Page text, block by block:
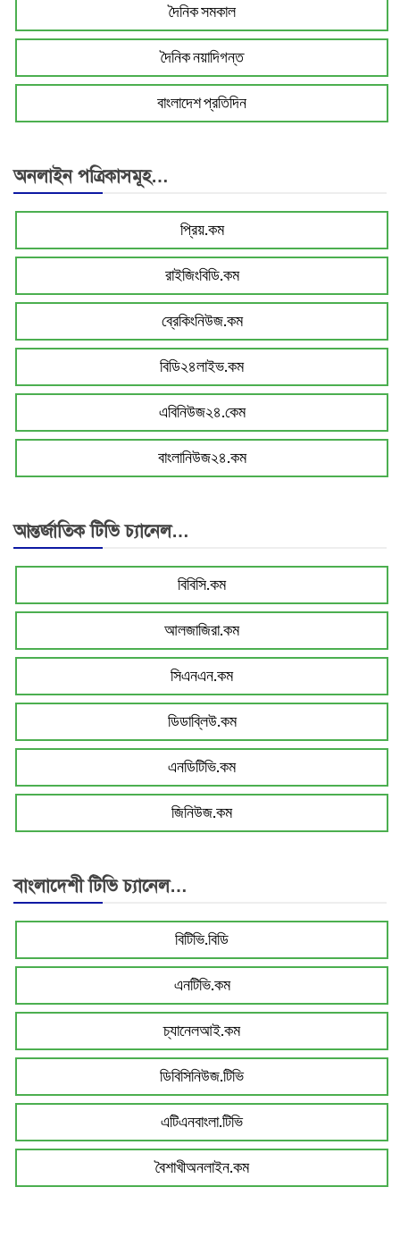
দৈনিক সমকাল
দৈনিক নয়াদিগন্ত
বাংলাদেশ প্রতিদিন
অনলাইন পত্রিকাসমূহ…
প্রিয়.কম
রাইজিংবিডি.কম
ব্রেকিংনিউজ.কম
বিডি২৪লাইভ.কম
এবিনিউজ২৪.কেম
বাংলানিউজ২৪.কম
আন্তর্জাতিক টিভি চ্যানেল…
বিবিসি.কম
আলজাজিরা.কম
সিএনএন.কম
ডিডাব্লিউ.কম
এনডিটিভি.কম
জিনিউজ.কম
বাংলাদেশী টিভি চ্যানেল…
বিটিভি.বিডি
এনটিভি.কম
চ্যানেলআই.কম
ডিবিসিনিউজ.টিভি
এটিএনবাংলা.টিভি
বৈশাখীঅনলাইন.কম